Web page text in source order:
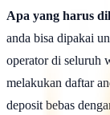
Apa yang harus
anda bisa dipakai
operator di seluruh
melakukan daftar
deposit bebas